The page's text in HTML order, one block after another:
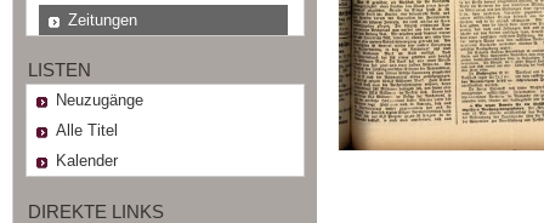
Zeitungen
LISTEN
Neuzugänge
Alle Titel
Kalender
DIREKTE LINKS